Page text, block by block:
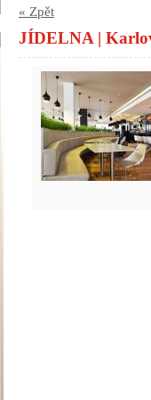
« Zpět
JÍDELNA |